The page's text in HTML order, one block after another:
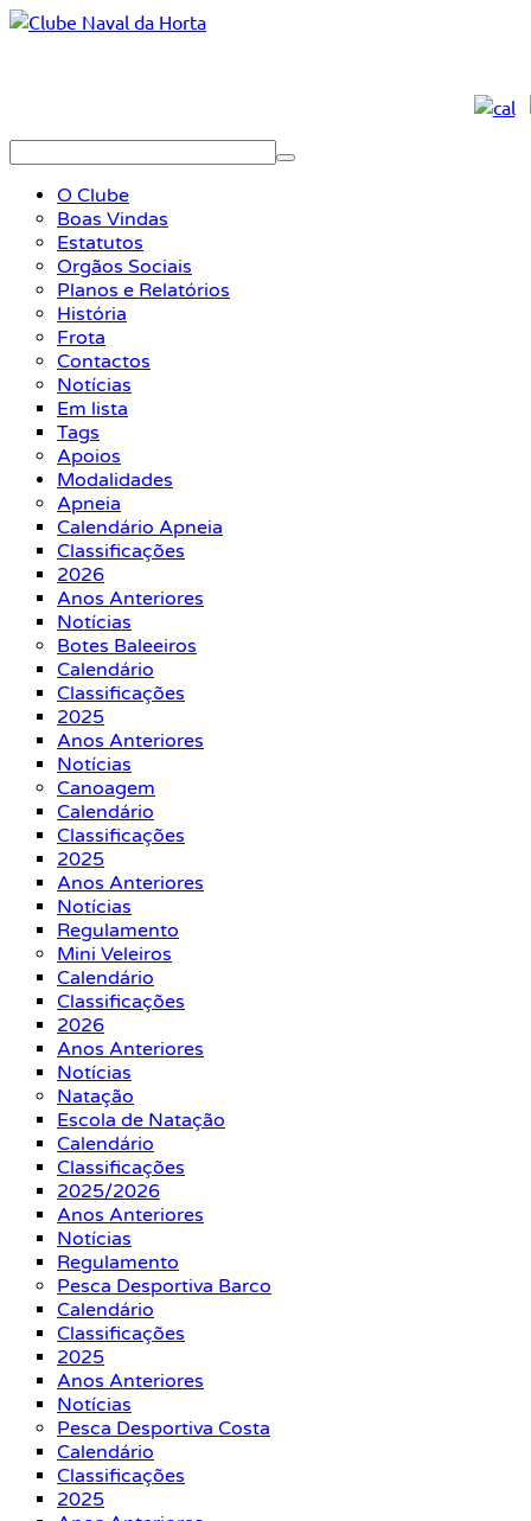
O Clube
Boas Vindas
Estatutos
Orgãos Sociais
Planos e Relatórios
História
Frota
Contactos
Notícias
Em lista
Tags
Apoios
Modalidades
Apneia
Calendário Apneia
Classificações
2026
Anos Anteriores
Notícias
Botes Baleeiros
Calendário
Classificações
2025
Anos Anteriores
Notícias
Canoagem
Calendário
Classificações
2025
Anos Anteriores
Notícias
Regulamento
Mini Veleiros
Calendário
Classificações
2026
Anos Anteriores
Notícias
Natação
Escola de Natação
Calendário
Classificações
2025/2026
Anos Anteriores
Notícias
Regulamento
Pesca Desportiva Barco
Calendário
Classificações
2025
Anos Anteriores
Notícias
Pesca Desportiva Costa
Calendário
Classificações
2025